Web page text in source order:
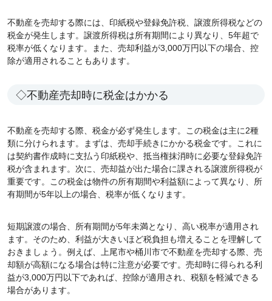
不動産を売却する際には、印紙税や登録免許税、譲渡所得税などの
税金が発生します。譲渡所得税は所有期間により異なり、5年超で
税率が低くなります。また、売却利益が3,000万円以下の場合、控
除が適用されることもあります。
◇不動産売却時に税金はかかる
不動産を売却する際、税金が必ず発生します。この税金は主に2種
類に分けられます。まずは、売却手続きにかかる税金です。これに
は契約書作成時に支払う印紙税や、抵当権抹消時に必要な登録免許
税が含まれます。次に、売却益が出た場合に課される譲渡所得税が
重要です。この税金は物件の所有期間や利益額によって異なり、所
有期間が5年以上の場合、税率が低くなります。
短期譲渡の場合、所有期間が5年未満となり、高い税率が適用され
ます。そのため、利益が大きいほど税負担も増えることを理解して
おきましょう。例えば、上尾市や桶川市で不動産を売却する際、売
却額が高額になる場合は特に注意が必要です。売却時に得られる利
益が3,000万円以下であれば、控除が適用され、税額を軽減できる
場合があります。